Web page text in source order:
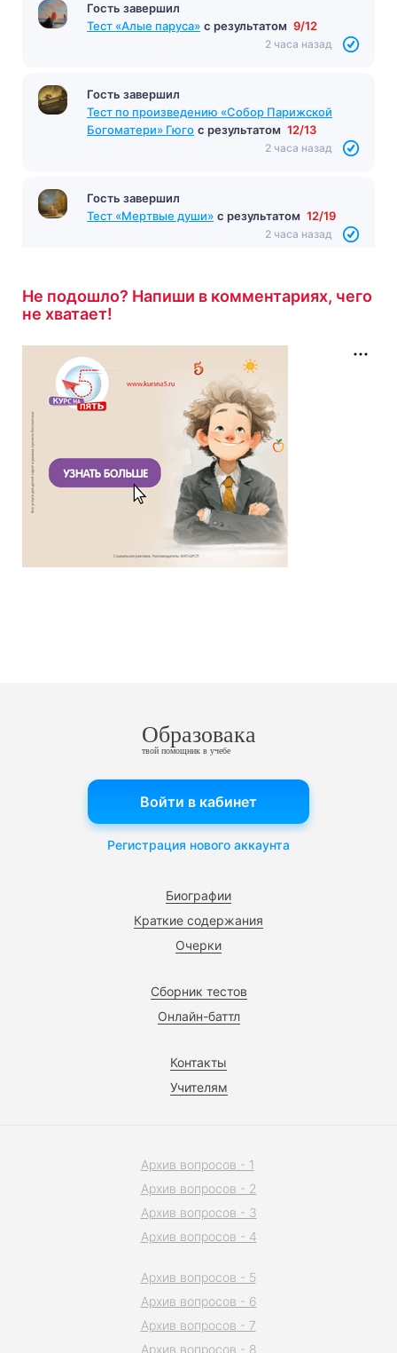
Гость завершил
Тест «Алые паруса» с результатом 9/12
2 часа назад
Гость завершил
Тест по произведению «Собор Парижской
Богоматери» Гюго с результатом 12/13
2 часа назад
Гость завершил
Тест «Мертвые души» с результатом 12/19
2 часа назад
Не подошло? Напиши в комментариях, чего
не хватает!
Образовака
твой помощник в учебе
Биографии
Краткие содержания
Очерки
Сборник тестов
Онлайн-баттл
Контакты
Учителям
Войти в кабинет
Регистрация нового аккаунта
Архив вопросов - 1
Архив вопросов - 2
Архив вопросов - 3
Архив вопросов - 4
Архив вопросов - 5
Архив вопросов - 6
Архив вопросов - 7
Архив вопросов - 8